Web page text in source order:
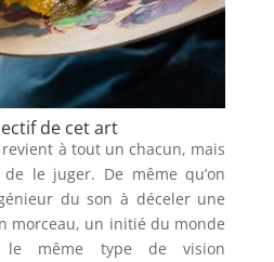
de cet art
à tout un chacun, mais
le juger. De même qu’on
du son à déceler une
morceau, un initié du monde
le même type de vision